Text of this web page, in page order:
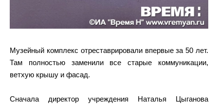
Музейный комплекс отреставрировали впервые за 50 лет.
Там полностью заменили все старые коммуникации,
ветхую крышу и фасад.
Сначала директор учреждения Наталья Цыганова